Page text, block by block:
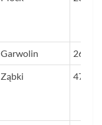
Garwolin 26
Ząbki 47